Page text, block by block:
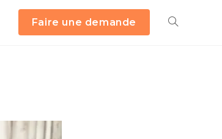
Faire une demande